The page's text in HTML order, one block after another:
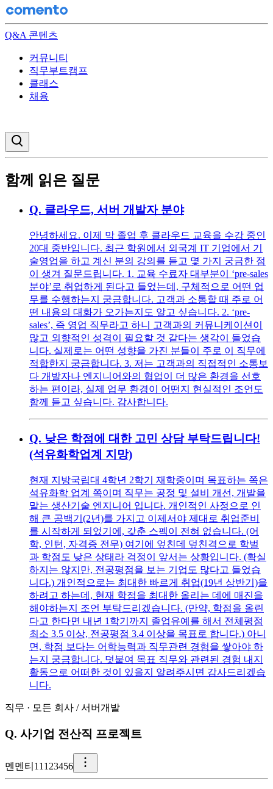
Q&A 콘텐츠
커뮤니티
직무부트캠프
클래스
채용
함께 읽은 질문
Q. 클라우드, 서버 개발자 분야
안녕하세요. 이제 막 졸업 후 클라우드 교육을 수강 중인
20대 중반입니다. 최근 학원에서 외국계 IT 기업에서 기
술영업을 하고 계신 분의 강의를 듣고 몇 가지 궁금한 점
이 생겨 질문드립니다. 1. 교육 수료자 대부분이 ‘pre-sales
분야’로 취업하게 된다고 들었는데, 구체적으로 어떤 업
무를 수행하는지 궁금합니다. 고객과 소통할 때 주로 어
떤 내용의 대화가 오가는지도 알고 싶습니다. 2. ‘pre-
sales’, 즉 영업 직무라고 하니 고객과의 커뮤니케이션이
많고 외향적인 성격이 필요할 것 같다는 생각이 들었습
니다. 실제로는 어떤 성향을 가진 분들이 주로 이 직무에
적합한지 궁금합니다. 3. 저는 고객과의 직접적인 소통보
다 개발자나 엔지니어와의 협업이 더 많은 환경을 선호
하는 편이라, 실제 업무 환경이 어떤지 현실적인 조언도
함께 듣고 싶습니다. 감사합니다.
Q. 낮은 학점에 대한 고민 상담 부탁드립니다!
(석유화학업계 지망)
현재 지방국립대 4학년 2학기 재학중이며 목표하는 쪽은
석유화학 업계 쪽이며 직무는 공정 및 설비 개선, 개발을
맡는 생산기술 엔지니어 입니다. 개인적인 사정으로 인
해 큰 공백기(2년)를 가지고 이제서야 제대로 취업준비
를 시작하게 되었기에, 갖춘 스펙이 전혀 없습니다. (어
학, 인턴, 자격증 전무) 여기에 엎친데 덮친격으로 학벌
과 학점도 낮은 상태라 걱정이 앞서는 상황입니다. (확실
하지는 않지만, 전공평점을 보는 기업도 많다고 들었습
니다.) 개인적으로는 최대한 빠르게 취업(19년 상반기)을
하려고 하는데, 현재 학점을 최대한 올리는 데에 매진을
해야하는지 조언 부탁드리겠습니다. (만약, 학점을 올린
다고 한다면 내년 1학기까지 졸업유예를 해서 전체평점
최소 3.5 이상, 전공평점 3.4 이상을 목표로 합니다.) 아니
면, 학점 보다는 어학능력과 직무관련 경험을 쌓아야 하
는지 궁금합니다. 덧붙여 목표 직무와 관련된 경험 내지
활동으로 어떠한 것이 있을지 알려주시면 감사드리겠습
니다.
직무 · 모든 회사 /서버개발
Q. 사기업 전산직 프로젝트
멘멘티11123456